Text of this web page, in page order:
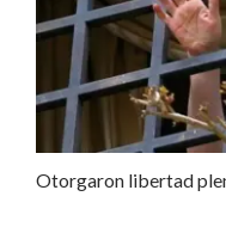
Otorgaron libertad